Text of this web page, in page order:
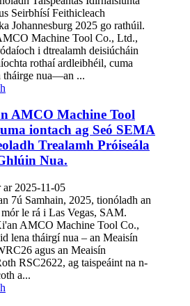
Seirbhísí Feithicleach
Johannesburg 2025 go rathúil.
Machine Tool Co., Ltd.,
i dtrealamh deisiúcháin
rothaí ardleibhéil, cuma
tháirge nua—an ...
AMCO Machine Tool
iontach ag Seó SEMA
Trealamh Próiseála
Nua.
ar 2025-11-05
7ú Samhain, 2025, tionóladh an
le rá i Las Vegas, SAM.
AMCO Machine Tool Co.,
​​lena tháirgí nua – an Meaisín
agus an Meaisín
RSC2622, ag taispeáint na n-
a...